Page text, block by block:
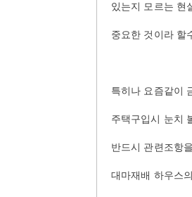
있는지 모르는 현
중요한 것이라 할
특히나 요즘같이
주택구입시 눈치
반드시 관련조항
대마재배 하우스